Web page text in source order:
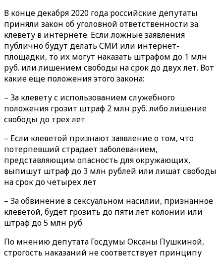
В конце декабря 2020 года российские депутаты
приняли закон об уголовной ответственности за
клевету в интернете. Если ложные заявления
публично будут делать СМИ или интернет-
площадки, то их могут наказать штрафом до 1 млн
руб. или лишением свободы на срок до двух лет. Вот
какие еще положения этого закона:
– За клевету с использованием служебного
положения грозит штраф 2 млн руб. либо лишение
свободы до трех лет
– Если клеветой признают заявление о том, что
потерпевший страдает заболеванием,
представляющим опасность для окружающих,
выпишут штраф до 3 млн рублей или лишат свободы
на срок до четырех лет
– За обвинение в сексуальном насилии, признанное
клеветой, будет грозить до пяти лет колонии или
штраф до 5 млн руб
По мнению депутата Госдумы Оксаны Пушкиной,
строгость наказаний не соответствует принципу